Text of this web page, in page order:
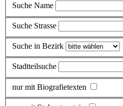
Suche Name
Suche Strasse
Suche in Bezirk
Stadtteilsuche
nur mit Biografietexten